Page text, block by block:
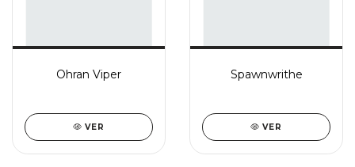
Ohran Viper
VER
Spawnwrithe
VER